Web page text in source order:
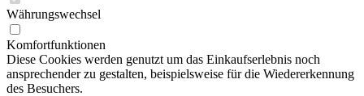
Währungswechsel
Komfortfunktionen
Diese Cookies werden genutzt um das Einkaufserlebnis noch
ansprechender zu gestalten, beispielsweise für die Wiedererkennung
des Besuchers.